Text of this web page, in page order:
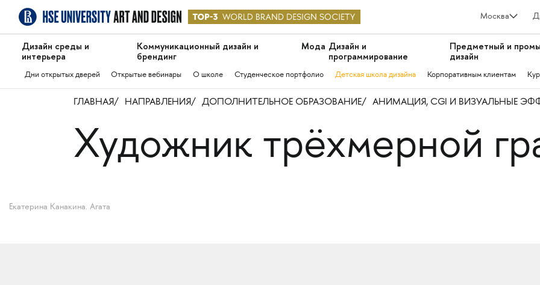
Москва
Дизайн среды и
интерьера
Коммуникационный дизайн и
брендинг
Мода Дизайн и
программирование
Предметный и
дизайн
Дни открытых дверей Открытые вебинары О школе Студенческое портфолио Детская школа дизайна Корпоративным клиентам
ГЛАВНАЯ НАПРАВЛЕНИЯ ДОПОЛНИТЕЛЬНОЕ ОБРАЗОВАНИЕ АНИМАЦИЯ, CGI И ВИЗУАЛЬНЫЕ
Художник трёхмерной
Екатерина Канакина. Агата